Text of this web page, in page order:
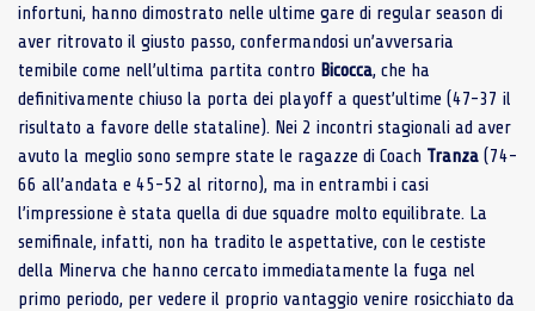
infortuni, hanno dimostrato nelle ultime gare di regular season di
aver ritrovato il giusto passo, confermandosi un’avversaria
temibile come nell’ultima partita contro Bicocca, che ha
definitivamente chiuso la porta dei playoff a quest’ultime (47-37 il
risultato a favore delle stataline). Nei 2 incontri stagionali ad aver
avuto la meglio sono sempre state le ragazze di Coach Tranza (74-
66 all’andata e 45-52 al ritorno), ma in entrambi i casi
l’impressione è stata quella di due squadre molto equilibrate. La
semifinale, infatti, non ha tradito le aspettative, con le cestiste
della Minerva che hanno cercato immediatamente la fuga nel
primo periodo, per vedere il proprio vantaggio venire rosicchiato da